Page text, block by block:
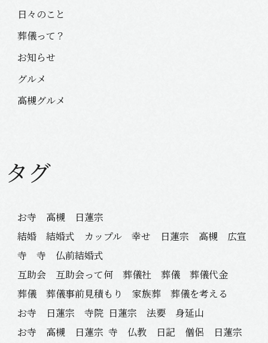
日々のこと
葬儀って？
お知らせ
グルメ
高槻グルメ
タグ
お寺 高槻 日蓮宗
結婚 結婚式 カップル 幸せ 日蓮宗 高槻 広宣
寺 寺 仏前結婚式
互助会 互助会って何 葬儀社 葬儀 葬儀代金
葬儀 葬儀事前見積もり 家族葬 葬儀を考える
お寺 日蓮宗 寺院 日蓮宗 法要 身延山
お寺 高槻 日蓮宗 寺 仏教 日記 僧侶 日蓮宗